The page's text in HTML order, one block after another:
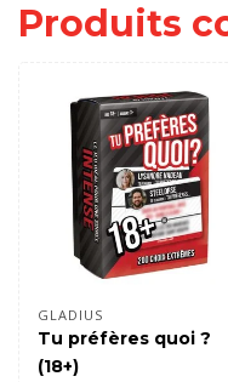
Produits
GLADIUS
Tu préfères quoi ?
(18+)